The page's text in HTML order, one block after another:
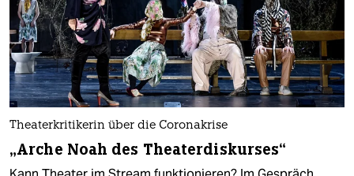
Theaterkritikerin über die Coronakrise
„Arche Noah des Theaterdiskurses“